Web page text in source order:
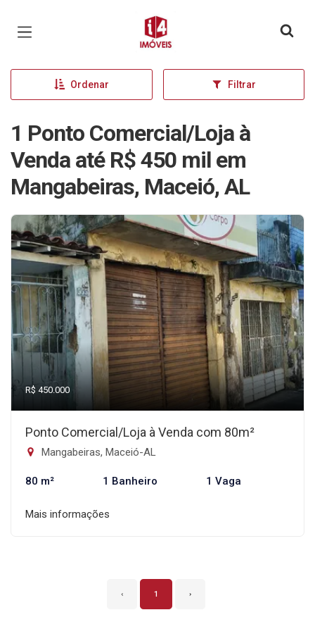
Página inicial
Ordenar Filtrar
1 Ponto Comercial/Loja à
Venda até R$ 450 mil em
Mangabeiras, Maceió, AL
R$ 450.000
Ponto Comercial/Loja à Venda com 80m²
Mangabeiras, Maceió-AL
80 m² 1 Banheiro 1 Vaga
Mais informações
‹ 1 ›